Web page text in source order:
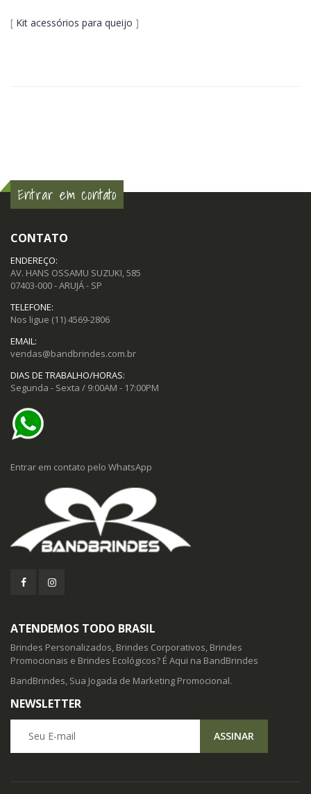
[ Kit acessórios para queijo ]
Entrar em contato
CONTATO
ENDEREÇO:
AV. HANS OSSAMU SUZUKI, 585
07403-000 - ARUJÁ - SP
TELEFONE:
Nos ligue (11) 4569-2806
EMAIL:
vendas@bandbrindes.com.br
DIAS DE TRABALHO/HORAS:
Segunda - Sexta / 9:00AM - 17:00PM
Entrar em contato pelo WhatsApp
ATENDEMOS TODO BRASIL
Brindes Personalizados, Brindes Corporativos, Brindes
Promocionais e Brindes Ecológicos? É Aqui na BandBrindes
BandBrindes, Sua Jogada de Marketing Promocional.
NEWSLETTER
ASSINAR